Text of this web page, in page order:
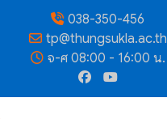
038-350-456
tp@thungsukla.ac.th
จ-ศ 08:00 - 16:00 น.